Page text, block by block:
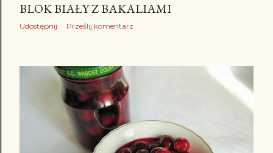
BLOK BIAŁY Z BAKALIAMI
Udostępnij Prześlij komentarz